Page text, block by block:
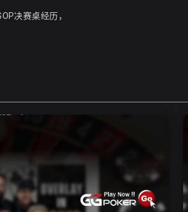
决赛桌经历，